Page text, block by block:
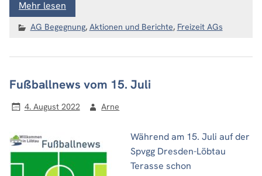
Mehr lesen
AG Begegnung, Aktionen und Berichte, Freizeit AGs
Fußballnews vom 15. Juli
4. August 2022 Arne
Während am 15. Juli auf der
Spvgg Dresden-Löbtau
Terasse schon